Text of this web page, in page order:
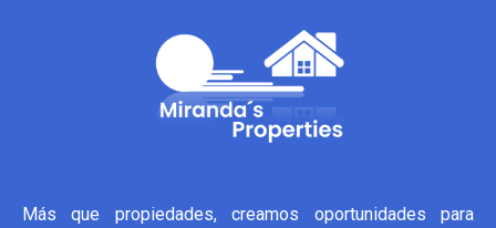
Más que propiedades, creamos oportunidades para